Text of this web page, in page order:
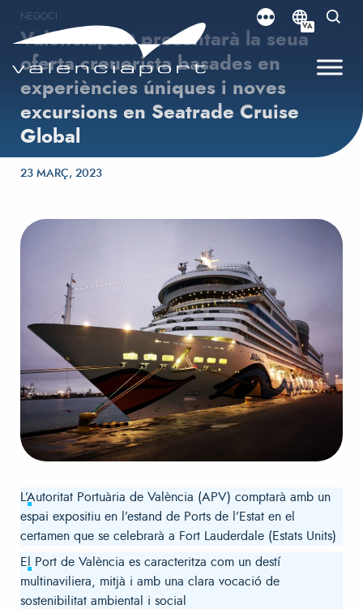
VA
NEGOCI
Valenciaport presentarà la seua
oferta creuerista basades en
experiències úniques i noves
excursions en Seatrade Cruise
Global
Posted on
23 MARÇ, 2023
L’Autoritat Portuària de València (APV) comptarà amb un
espai expositiu en l’estand de Ports de l’Estat en el
certamen que se celebrarà a Fort Lauderdale (Estats Units)
El Port de València es caracteritza com un destí
multinaviliera, mitjà i amb una clara vocació de
sostenibilitat ambiental i social